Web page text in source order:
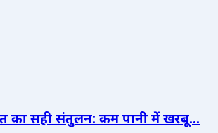
का सही संतुलन: कम पानी में खरबू...